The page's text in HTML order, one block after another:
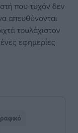
που τυχόν δεν
απευθύνονται
τουλάχιστον
εφημερίες